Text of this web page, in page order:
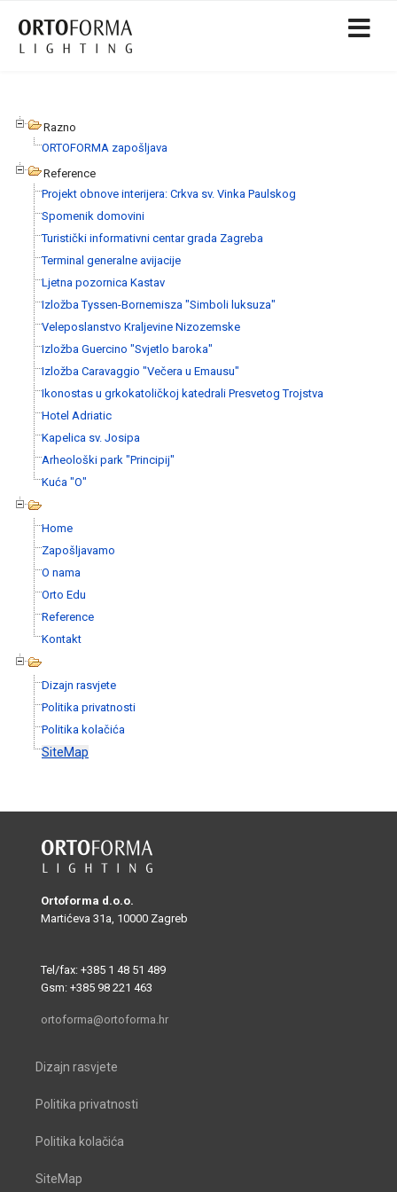
Razno
ORTOFORMA zapošljava
Reference
Projekt obnove interijera: Crkva sv. Vinka Paulskog
Spomenik domovini
Turistički informativni centar grada Zagreba
Terminal generalne avijacije
Ljetna pozornica Kastav
Izložba Tyssen-Bornemisza "Simboli luksuza"
Veleposlanstvo Kraljevine Nizozemske
Izložba Guercino "Svjetlo baroka"
Izložba Caravaggio "Večera u Emausu"
Ikonostas u grkokatoličkoj katedrali Presvetog Trojstva
Hotel Adriatic
Kapelica sv. Josipa
Arheološki park "Principij"
Kuća "O"
Home
Zapošljavamo
O nama
Orto Edu
Reference
Kontakt
Dizajn rasvjete
Politika privatnosti
Politika kolačića
SiteMap
Ortoforma d.o.o.
Martićeva 31a, 10000 Zagreb
Tel/fax: +385 1 48 51 489
Gsm: +385 98 221 463
ortoforma@ortoforma.hr
Dizajn rasvjete
Politika privatnosti
Politika kolačića
SiteMap